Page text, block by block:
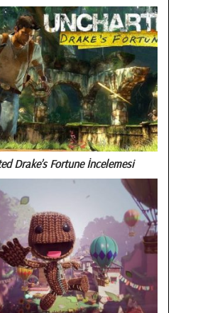
Drake’s Fortune İncelemesi